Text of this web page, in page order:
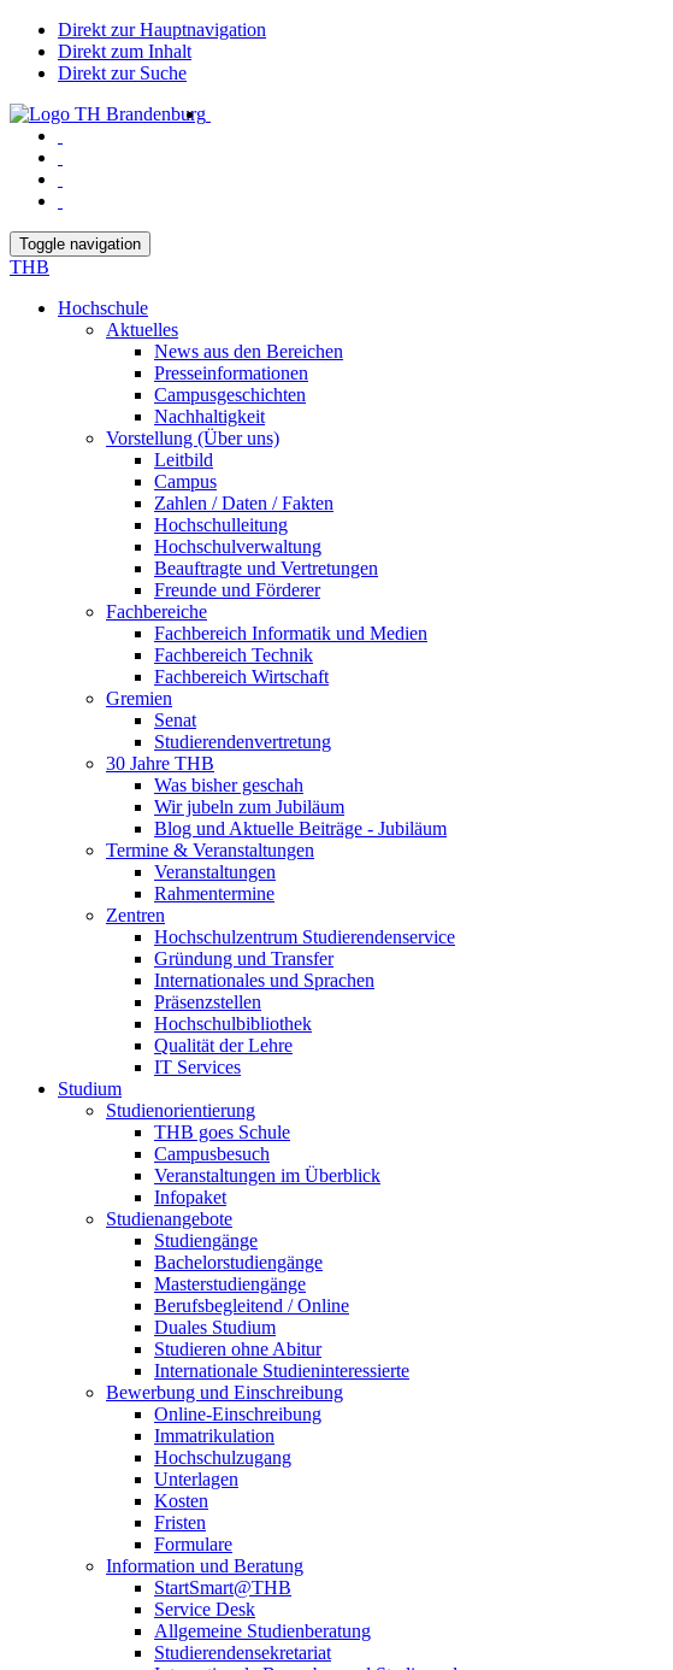
Direkt zur Hauptnavigation
Direkt zum Inhalt
Direkt zur Suche
Toggle navigation
THB
Hochschule
Aktuelles
News aus den Bereichen
Presseinformationen
Campusgeschichten
Nachhaltigkeit
Vorstellung (Über uns)
Leitbild
Campus
Zahlen / Daten / Fakten
Hochschulleitung
Hochschulverwaltung
Beauftragte und Vertretungen
Freunde und Förderer
Fachbereiche
Fachbereich Informatik und Medien
Fachbereich Technik
Fachbereich Wirtschaft
Gremien
Senat
Studierendenvertretung
30 Jahre THB
Was bisher geschah
Wir jubeln zum Jubiläum
Blog und Aktuelle Beiträge - Jubiläum
Termine & Veranstaltungen
Veranstaltungen
Rahmentermine
Zentren
Hochschulzentrum Studierendenservice
Gründung und Transfer
Internationales und Sprachen
Präsenzstellen
Hochschulbibliothek
Qualität der Lehre
IT Services
Studium
Studienorientierung
THB goes Schule
Campusbesuch
Veranstaltungen im Überblick
Infopaket
Studienangebote
Studiengänge
Bachelorstudiengänge
Masterstudiengänge
Berufsbegleitend / Online
Duales Studium
Studieren ohne Abitur
Internationale Studieninteressierte
Bewerbung und Einschreibung
Online-Einschreibung
Immatrikulation
Hochschulzugang
Unterlagen
Kosten
Fristen
Formulare
Information und Beratung
StartSmart@THB
Service Desk
Allgemeine Studienberatung
Studierendensekretariat